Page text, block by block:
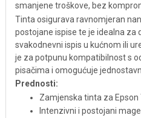
smanjene troškove, bez
Tinta osigurava ravnomjeran
postojane ispise te je idealna za
svakodnevni ispis u kućnom ili
je za potpunu kompatibilnost s
pisačima i omogućuje
Prednosti:
Zamjenska tinta za Epson
Intenzivni i postojani